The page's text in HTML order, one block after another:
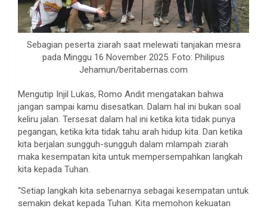
Sebagian peserta ziarah saat melewati tanjakan mesra
pada Minggu 16 November 2025. Foto: Philipus
Jehamun/beritabernas.com
Mengutip Injil Lukas, Romo Andit mengatakan bahwa
jangan sampai kamu disesatkan. Dalam hal ini bukan soal
keliru jalan. Tersesat dalam hal ini ketika kita tidak punya
pegangan, ketika kita tidak tahu arah hidup kita. Dan ketika
kita berjalan sungguh-sungguh dalam mlampah ziarah
maka kesempatan kita untuk mempersempahkan langkah
kita kepada Tuhan.
“Setiap langkah kita sebenarnya sebagai kesempatan untuk
semakin dekat kepada Tuhan. Kita memohon kekuatan